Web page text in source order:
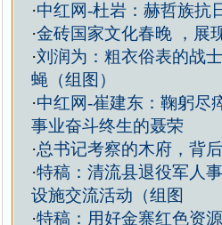
·中红网-杜岩：赫哲族抗
·金砖国家文化春晚 ，展
·刘润为：粗衣俗表的战
蝇（组图）
·中红网-崔建东：鞠躬
事业奋斗终生的聂荣
·总书记考察的木府，背
·特稿：清流县退役军人
设施交流活动（组图
·特稿：用好金寨红色资